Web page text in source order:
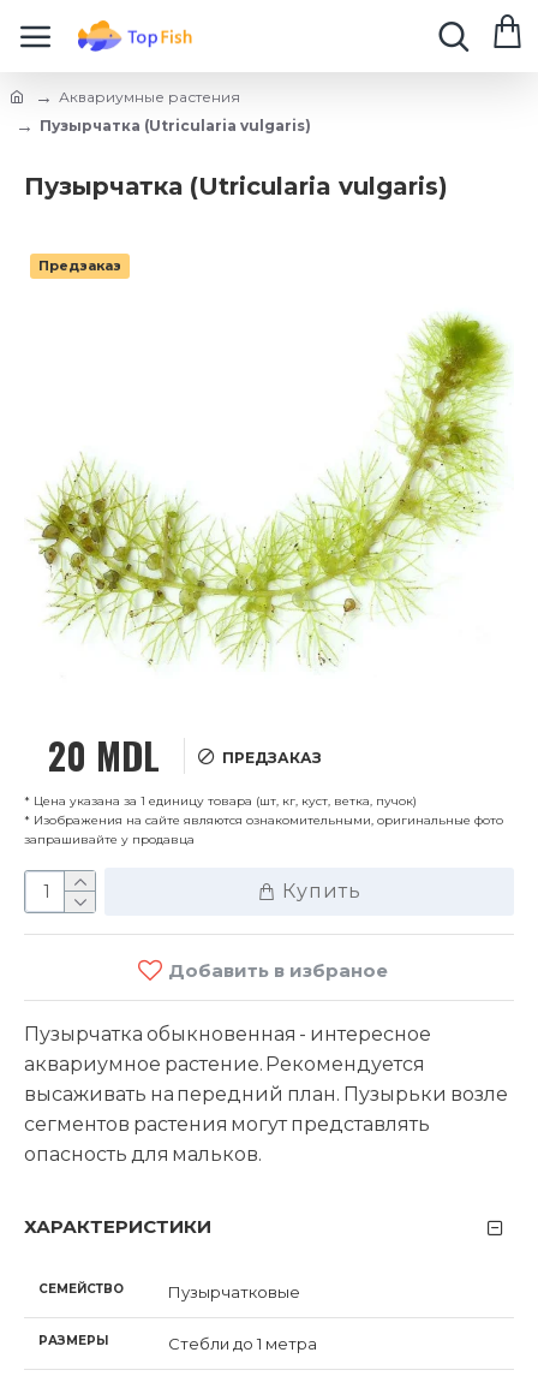
Аквариумные растения
Пузырчатка (Utricularia vulgaris)
Пузырчатка (Utricularia vulgaris)
Предзаказ
20 MDL ПРЕДЗАКАЗ
* Цена указана за 1 единицу товара (шт, кг, куст, ветка, пучок)
* Изображения на сайте являются ознакомительными, оригинальные фото
запрашивайте у продавца
Купить
Добавить в избраное
Пузырчатка обыкновенная - интересное
аквариумное растение. Рекомендуется
высаживать на передний план. Пузырьки возле
сегментов растения могут представлять
опасность для мальков.
ХАРАКТЕРИСТИКИ
СЕМЕЙСТВО Пузырчатковые
РАЗМЕРЫ Стебли до 1 метра